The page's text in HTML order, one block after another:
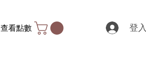
查看點數 登入